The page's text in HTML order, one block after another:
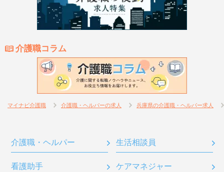
介護職コラム
マイナビ介護職 介護職・ヘルパーの求人 兵庫県の介護職・ヘルパー求人
介護職・ヘルパー 生活相談員
看護助手 ケアマネジャー